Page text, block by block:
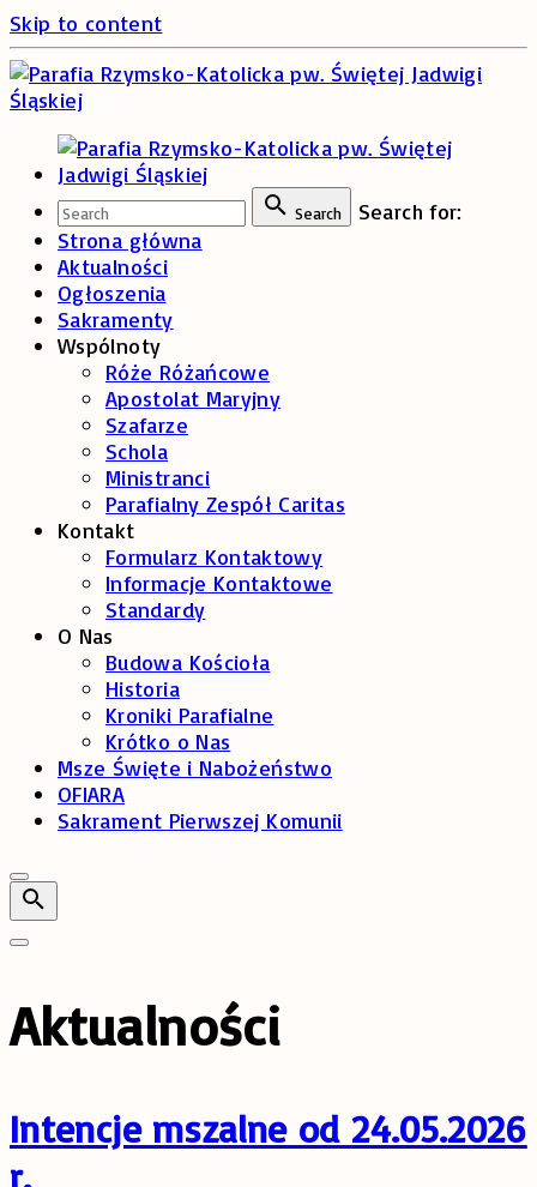
Skip to content
Search
Search for:
Strona główna
Aktualności
Ogłoszenia
Sakramenty
Wspólnoty
Róże Różańcowe
Apostolat Maryjny
Szafarze
Schola
Ministranci
Parafialny Zespół Caritas
Kontakt
Formularz Kontaktowy
Informacje Kontaktowe
Standardy
O Nas
Budowa Kościoła
Historia
Kroniki Parafialne
Krótko o Nas
Msze Święte i Nabożeństwo
OFIARA
Sakrament Pierwszej Komunii
Aktualności
Intencje mszalne od 24.05.2026
r.